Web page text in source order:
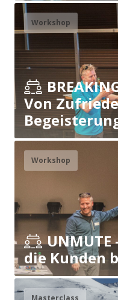
Workshop
Von
Workshop
die Kunden
Masterclass